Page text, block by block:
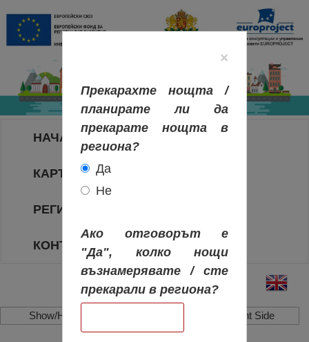
НАЧАЛО
КАРТА НА РЕГИОНИТЕ
РЕГИОНИ
КОНТАКТИ
Show/Hide Left Side Show/Hide Right Side
×
Прекарахте нощта /
планирате ли да
прекарате нощта в
региона?
Да
Не
Ако отговорът е
"Да", колко нощи
възнамерявате / сте
прекарали в региона?